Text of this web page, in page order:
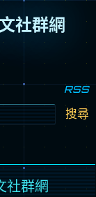
社群網
RSS
群網